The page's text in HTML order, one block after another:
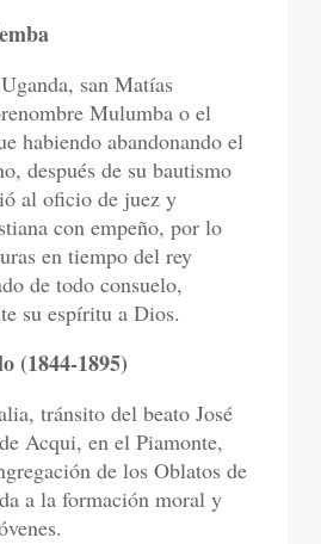
san Matías
Mulumba o el
habiendo abandonando el
después de su bautismo
al oficio de juez y
con empeño, por lo
en tiempo del rey
de todo consuelo,
su espíritu a Dios.
(1844-1895)
tránsito del beato José
Acqui, en el Piamonte,
de los Oblatos de
a la formación moral y